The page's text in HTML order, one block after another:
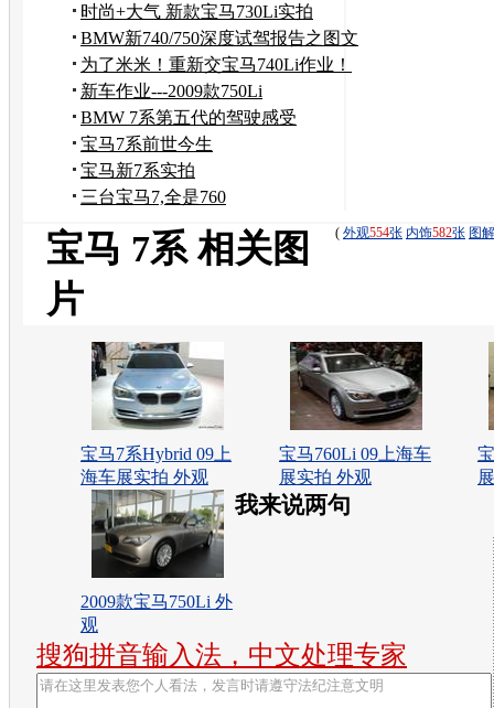
觉！舒服..
时尚+大气 新款宝马730Li实拍
BMW新740/750深度试驾报告之图文
并茂版
为了米米！重新交宝马740Li作业！
新车作业---2009款750Li
BMW 7系第五代的驾驶感受
宝马7系前世今生
宝马新7系实拍
三台宝马7,全是760
( 外观554张 内饰582张 图解
宝马 7系 相关图
片
宝马7系Hybrid 09上
海车展实拍 外观
宝马760Li 09上海车
展实拍 外观
2009款宝马750Li 外
观
我来说两句
搜狗拼音输入法，中文处理专家